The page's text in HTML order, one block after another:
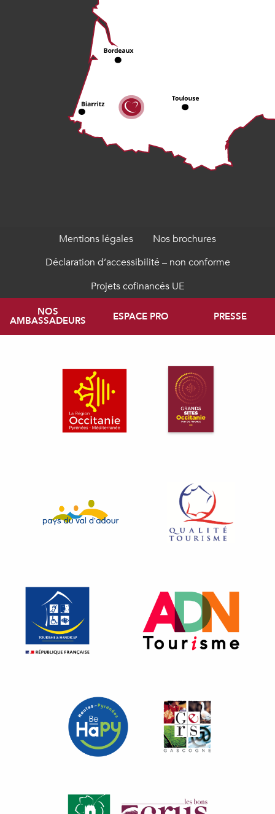
Mentions légales
Nos brochures
Déclaration d’accessibilité – non conforme
Projets cofinancés UE
NOS
AMBASSADEURS ESPACE PRO PRESSE